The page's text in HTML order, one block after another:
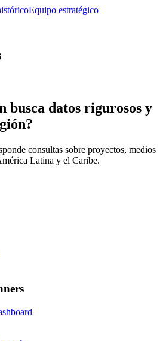
Equipo estratégico
busca datos rigurosos y
consultas sobre proyectos, medios
Latina y el Caribe.